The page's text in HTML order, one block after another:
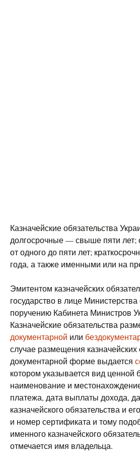
Казначейские обязательства
долгосрочные — свыше пяти
от одного до пяти лет;
года, а также именными или на
Эмитентом казначейских
государство в лице
поручению Кабинета Министров
Казначейские обязательства
документарной или
случае размещения казначейских
документарной форме выдается
котором указывается вид ценной
наименование и
платежа, дата выплаты дохода,
казначейского обязательства и
и номер сертификата и тому
именного казначейского
отмечается имя владельца.